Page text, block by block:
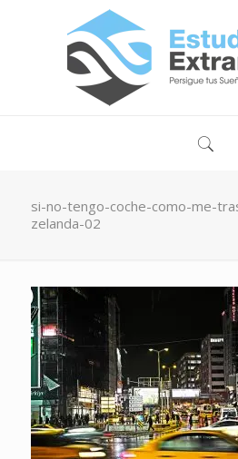
si-no-tengo-coche-como-me-
zelanda-02